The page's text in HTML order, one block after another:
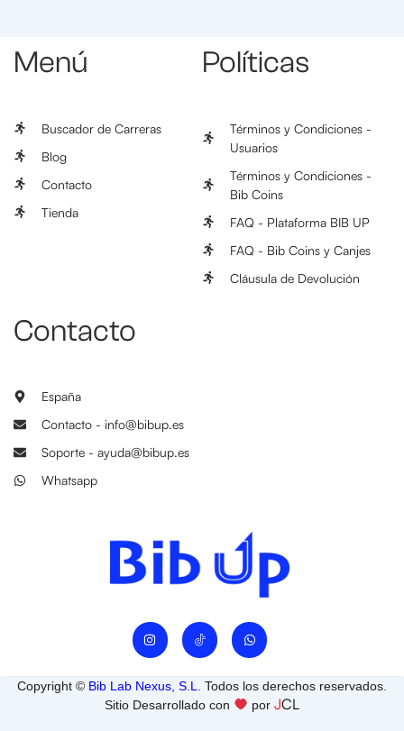
I
n
a
g
r
W
h
s
a
p
p
Menú
Buscador de Carreras
Blog
Contacto
Tienda
Políticas
Términos y Condiciones -
Usuarios
Términos y Condiciones -
Bib Coins
FAQ - Plataforma BIB UP
FAQ - Bib Coins y Canjes
Cláusula de Devolución
Contacto
España
Contacto - info@bibup.es
Soporte - ayuda@bibup.es
Whatsapp
Copyright © Bib Lab Nexus, S.L
. Todos los derechos reservados.
Sitio Desarrollado con
por JCL